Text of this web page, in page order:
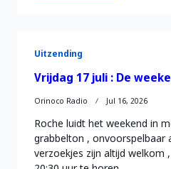
Uitzending
Vrijdag 17 juli : De
Orinoco Radio Jul 16, 2026
Roche luidt het weekend in
grabbelton , onvoorspelbaar
verzoekjes zijn altijd